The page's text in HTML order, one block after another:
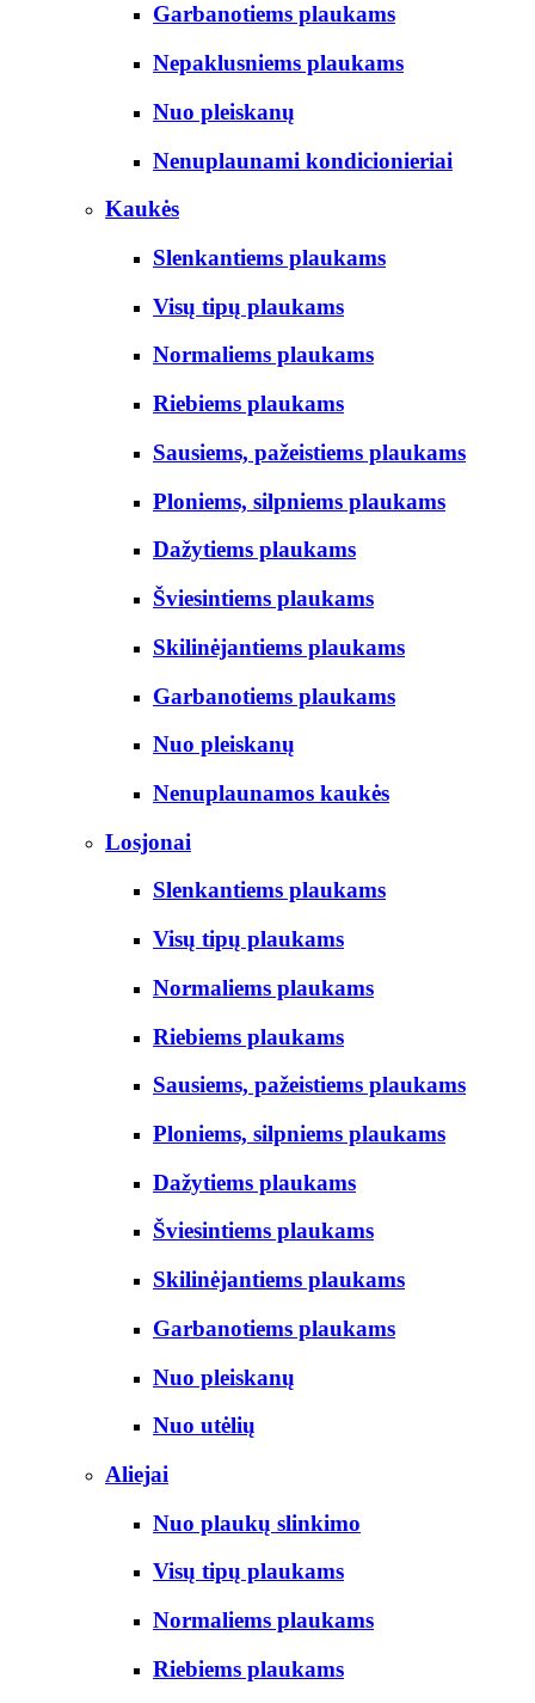
Garbanotiems plaukams
Nepaklusniems plaukams
Nuo pleiskanų
Nenuplaunami kondicionieriai
Kaukės
Slenkantiems plaukams
Visų tipų plaukams
Normaliems plaukams
Riebiems plaukams
Sausiems, pažeistiems plaukams
Ploniems, silpniems plaukams
Dažytiems plaukams
Šviesintiems plaukams
Skilinėjantiems plaukams
Garbanotiems plaukams
Nuo pleiskanų
Nenuplaunamos kaukės
Losjonai
Slenkantiems plaukams
Visų tipų plaukams
Normaliems plaukams
Riebiems plaukams
Sausiems, pažeistiems plaukams
Ploniems, silpniems plaukams
Dažytiems plaukams
Šviesintiems plaukams
Skilinėjantiems plaukams
Garbanotiems plaukams
Nuo pleiskanų
Nuo utėlių
Aliejai
Nuo plaukų slinkimo
Visų tipų plaukams
Normaliems plaukams
Riebiems plaukams